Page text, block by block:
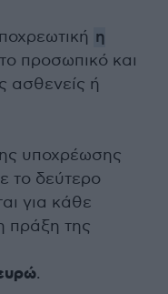
η
προσωπικό και
ασθενείς ή
υποχρέωσης
το δεύτερο
για κάθε
πράξη της
.